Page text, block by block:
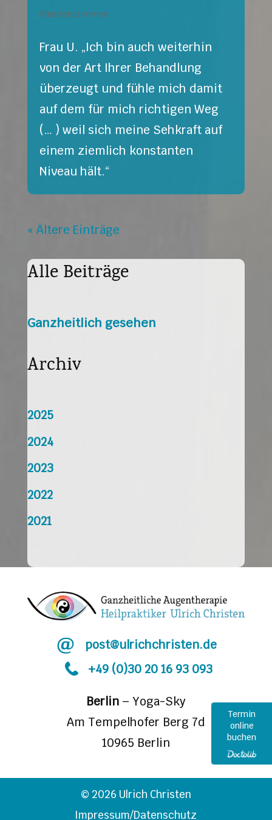
Klientenstimmen
Frau U. „Ich bin auch weiterhin
von der Art Ihrer Behandlung
überzeugt und fühle mich damit
auf dem für mich richtigen Weg
(… ) weil sich meine Sehkraft auf
einem ziemlich konstanten
Niveau hält.“
« Ältere Einträge
Termin
online
buchen
Alle Beiträge
Ganzheitlich gesehen
Archiv
2025
2024
2023
2022
2021
post@ulrichchristen.de
+49 (0)30 20 16 93 093
Berlin– Yoga-Sky
Am Tempelhofer Berg 7d
10965 Berlin
Termin
online
buchen
© 2026 Ulrich Christen
Impressum/Datenschutz